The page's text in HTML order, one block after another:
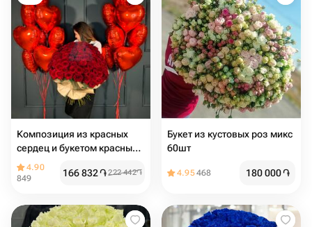
Композиция из красных
сердец и букетом красных
роз 101 шт
4.90
849
166 832֏222 442֏
Букет из кустовых роз микс
60шт
4.95468 180 000֏